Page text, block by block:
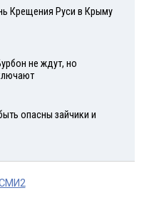
Крещения Руси в Крыму
не ждут, но
опасны зайчики и